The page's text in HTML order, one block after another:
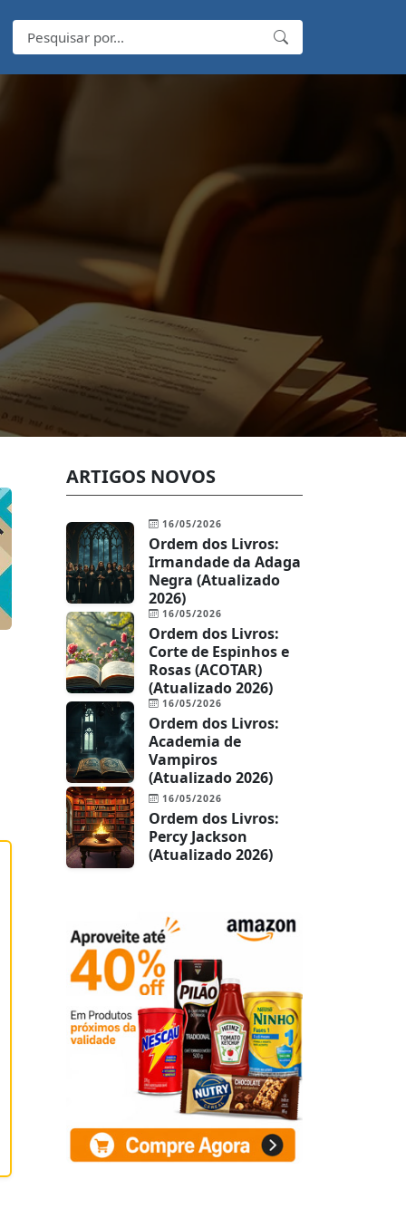
ARTIGOS NOVOS
16/05/2026
Ordem dos Livros:
Irmandade da Adaga
Negra (Atualizado
2026)
16/05/2026
Ordem dos Livros:
Corte de Espinhos e
Rosas (ACOTAR)
(Atualizado 2026)
16/05/2026
Ordem dos Livros:
Academia de
Vampiros
(Atualizado 2026)
16/05/2026
Ordem dos Livros:
Percy Jackson
(Atualizado 2026)